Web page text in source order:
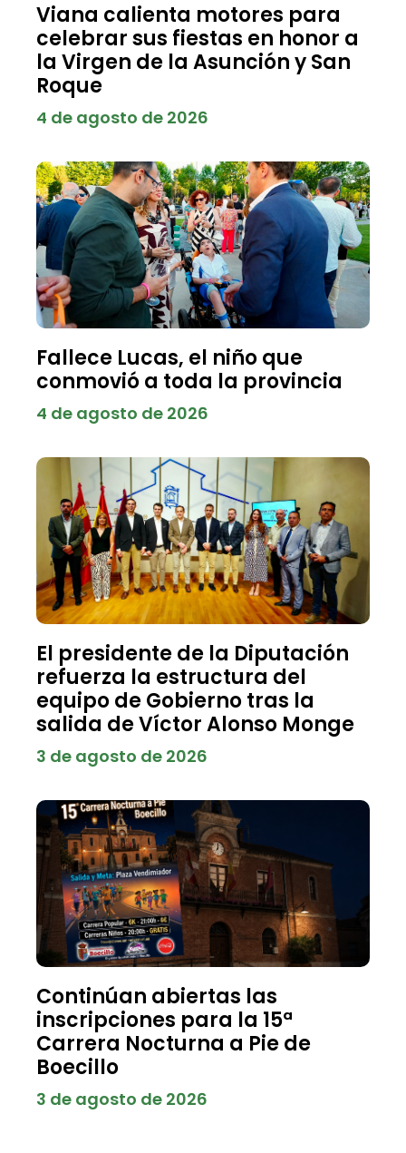
Viana calienta motores para
celebrar sus fiestas en honor a
la Virgen de la Asunción y San
Roque
4 de agosto de 2026
Fallece Lucas, el niño que
conmovió a toda la provincia
4 de agosto de 2026
El presidente de la Diputación
refuerza la estructura del
equipo de Gobierno tras la
salida de Víctor Alonso Monge
3 de agosto de 2026
Continúan abiertas las
inscripciones para la 15ª
Carrera Nocturna a Pie de
Boecillo
3 de agosto de 2026